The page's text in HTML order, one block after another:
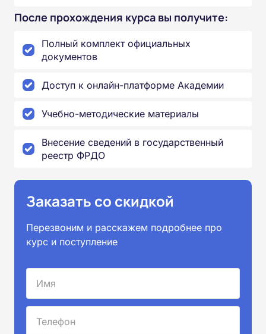
После прохождения курса вы получите:
Полный комплект официальных
документов
Доступ к онлайн-платформе Академии
Учебно-методические материалы
Внесение сведений в государственный
реестр ФРДО
Заказать со скидкой
Перезвоним и расскажем подробнее про
курс и поступление